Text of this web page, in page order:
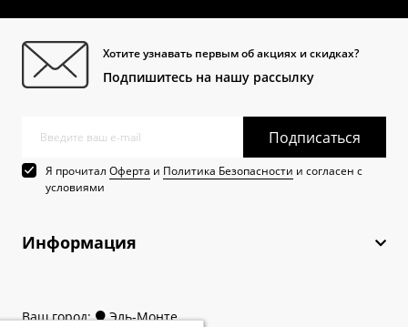
Хотите узнавать первым об акциях и скидках?
Подпишитесь на нашу рассылку
Подписаться
Я прочитал Оферта и Политика Безопасности и согласен с
условиями
Информация
Ваш город: Эль-Монте